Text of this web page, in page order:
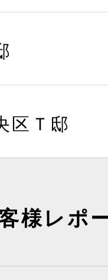
区Ｔ邸
様レポ